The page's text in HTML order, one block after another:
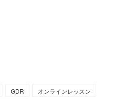
GDR
オンラインレッスン